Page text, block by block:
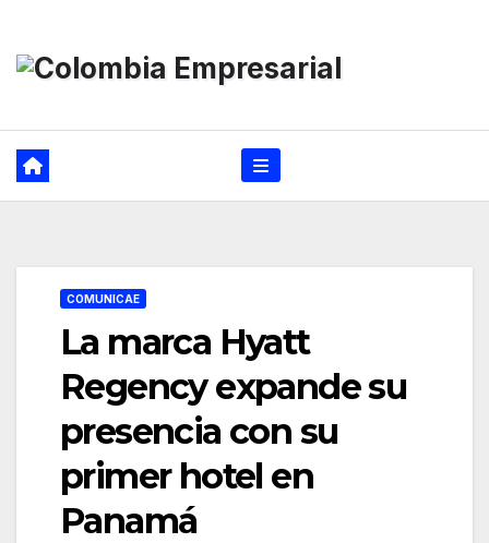
contenido
COMUNICAE
La marca Hyatt
Regency expande su
presencia con su
primer hotel en
Panamá